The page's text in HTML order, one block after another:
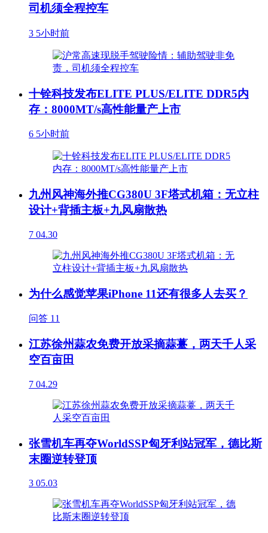
司机须全程控车
3 5小时前
十铨科技发布ELITE PLUS/ELITE DDR5内
存：8000MT/s高性能量产上市
6 5小时前
九州风神海外推CG380U 3F塔式机箱：无立柱
设计+背插主板+九风扇散热
7 04.30
为什么感觉苹果iPhone 11还有很多人去买？
问答 11
江苏徐州蒜农免费开放采摘蒜薹，两天千人采
空百亩田
7 04.29
张雪机车再夺WorldSSP匈牙利站冠军，德比斯
末圈逆转登顶
3 05.03